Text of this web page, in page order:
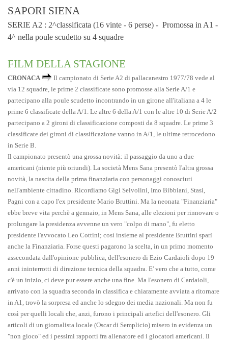
SAPORI SIENA
SERIE A2 : 2^classificata (16 vinte - 6 perse) - Promossa in A1 -
4^ nella poule scudetto su 4 squadre
FILM DELLA STAGIONE
CRONACA Il campionato di Serie A2 di pallacanestro 1977/78 vede al
via 12 squadre, le prime 2 classificate sono promosse alla Serie A/1 e
partecipano alla poule scudetto incontrando in un girone all'italiana a 4 le
prime 6 classificate dellaA/1. Le altre 6 della A/1 con le altre 10 di Serie A/2
partecipano a 2 gironi di classificazione composti da 8 squadre. Le prime 3
classificate dei gironi di classificazione vanno in A/1, le ultime retrocedono
in Serie B.
Il campionato presentò una grossa novità: il passaggio da uno a due
americani (niente più oriundi). La società Mens Sana presentò l'altra grossa
novità, la nascita della prima finanziaria con personaggi conosciuti
nell'ambiente cittadino. Ricordiamo Gigi Selvolini, Imo Bibbiani, Stasi,
Pagni con a capo l'ex presidente Mario Bruttini. Ma la neonata "Finanziaria"
ebbe breve vita perchè a gennaio, in Mens Sana, alle elezioni per rinnovare o
prolungare la presidenza avvenne un vero "colpo di mano", fu eletto
presidente l'avvocato Leo Cottini; così insieme al presidente Bruttini sparì
anche la Finanziaria. Forse questi pagarono la scelta, in un primo momento
assecondata dall'opinione pubblica, dell'esonero di Ezio Cardaioli dopo 19
anni ininterrotti di direzione tecnica della squadra. E' vero che a tutto, come
c'è un inizio, ci deve pur essere anche una fine. Ma l'esonero di Cardaioli,
arrivato con la squadra seconda in classifica e chiaramente avviata a ritornare
in A1, trovò la sorpresa ed anche lo sdegno dei media nazionali. Ma non fu
così per quelli locali che, anzi, furono i principali artefici dell'esonero. Gli
articoli di un giornalista locale (Oscar di Semplicio) misero in evidenza un
"non gioco" ed i pessimi rapporti fra allenatore ed i giocatori americani. Il